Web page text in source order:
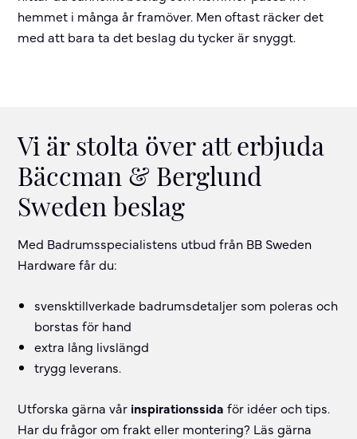
hemmet i många år framöver. Men oftast räcker det
med att bara ta det beslag du tycker är snyggt.
Vi är stolta över att erbjuda
Bäccman & Berglund
Sweden beslag
Med Badrumsspecialistens utbud från BB Sweden
Hardware får du:
svensktillverkade badrumsdetaljer som poleras och
borstas för hand
extra lång livslängd
trygg leverans.
Utforska gärna vår inspirationssida för idéer och tips.
Har du frågor om frakt eller montering? Läs gärna